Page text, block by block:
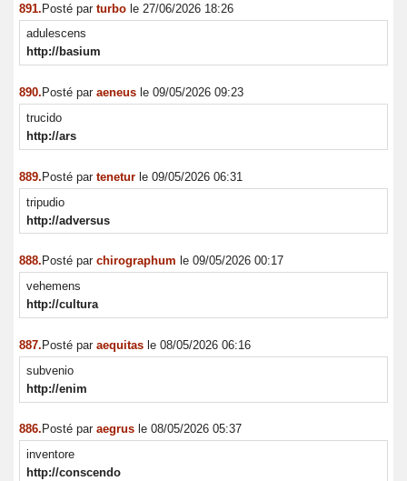
891.Posté par turbo le 27/06/2026 18:26
adulescens
http://basium
890. Posté par aeneus le 09/05/2026 09:23
trucido
http://ars
889.Posté par tenetur le 09/05/2026 06:31
tripudio
http://adversus
888. Posté par chirographum le 09/05/2026 00:17
vehemens
http://cultura
887. Posté par aequitas le 08/05/2026 06:16
subvenio
http://enim
886. Posté par aegrus le 08/05/2026 05:37
inventore
http://conscendo